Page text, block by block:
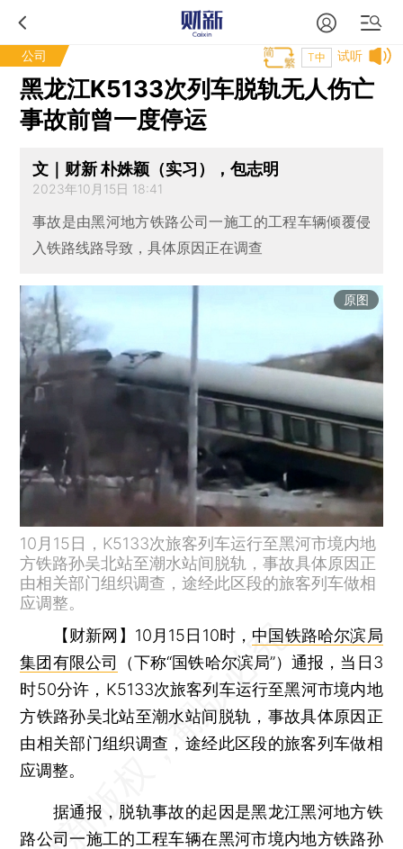
公司 试听
T中
黑龙江K5133次列车脱轨无人伤亡
事故前曾一度停运
文｜财新 朴姝颖（实习），包志明
2023年10月15日 18:41
事故是由黑河地方铁路公司一施工的工程车辆倾覆侵
入铁路线路导致，具体原因正在调查
原图
10月15日，K5133次旅客列车运行至黑河市境内地
方铁路孙吴北站至潮水站间脱轨，事故具体原因正
由相关部门组织调查，途经此区段的旅客列车做相
应调整。
【财新网】 10月15日10时， 中国铁路哈尔滨局
集团有限公司
（下称“国铁哈尔滨局”）通报，当日3
时50分许，K5133次旅客列车运行至黑河市境内地
方铁路孙吴北站至潮水站间脱轨，事故具体原因正
由相关部门组织调查，途经此区段的旅客列车做相
应调整。
据通报，脱轨事故的起因是黑龙江黑河地方铁
路公司一施工的工程车辆在黑河市境内地方铁路孙